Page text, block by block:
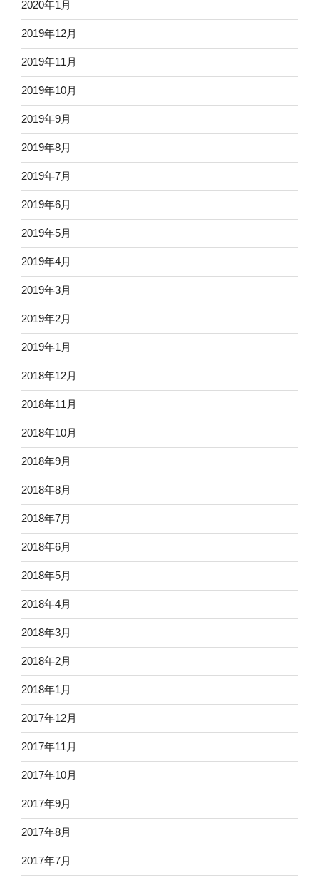
2020年1月
2019年12月
2019年11月
2019年10月
2019年9月
2019年8月
2019年7月
2019年6月
2019年5月
2019年4月
2019年3月
2019年2月
2019年1月
2018年12月
2018年11月
2018年10月
2018年9月
2018年8月
2018年7月
2018年6月
2018年5月
2018年4月
2018年3月
2018年2月
2018年1月
2017年12月
2017年11月
2017年10月
2017年9月
2017年8月
2017年7月